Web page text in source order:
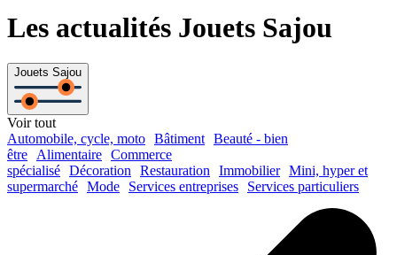
Les actualités Jouets Sajou
Jouets Sajou
Voir tout
Automobile, cycle, moto Bâtiment Beauté - bien
être
Alimentaire Commerce
spécialisé Décoration Restauration Immobilier Mini, hyper et
supermarché Mode Services entreprises Services particuliers